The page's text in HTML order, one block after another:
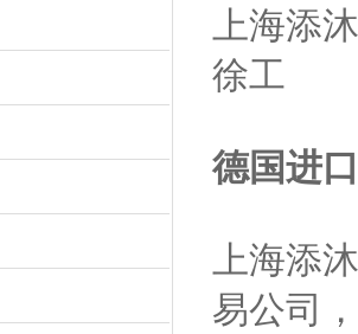
上海添
徐工
德国进
上海添
易公司